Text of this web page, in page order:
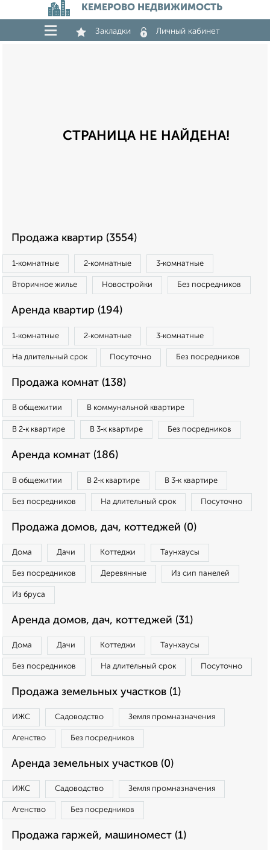
КЕМЕРОВО НЕДВИЖИМОСТЬ
Закладки Личный кабинет
СТРАНИЦА НЕ НАЙДЕНА!
Продажа квартир (3554)
1‑комнатные 2‑комнатные 3‑комнатные
Вторичное жилье Новостройки Без посредников
Аренда квартир (194)
1‑комнатные 2‑комнатные 3‑комнатные
На длительный срок Посуточно Без посредников
Продажа комнат (138)
В общежитии В коммунальной квартире
В 2‑к квартире В 3‑к квартире Без посредников
Аренда комнат (186)
В общежитии В 2‑к квартире В 3‑к квартире
Без посредников На длительный срок Посуточно
Продажа домов, дач, коттеджей (0)
Дома Дачи Коттеджи Таунхаусы
Без посредников Деревянные Из сип панелей
Из бруса
Аренда домов, дач, коттеджей (31)
Дома Дачи Коттеджи Таунхаусы
Без посредников На длительный срок Посуточно
Продажа земельных участков (1)
ИЖС Садоводство Земля промназначения
Агенство Без посредников
Аренда земельных участков (0)
ИЖС Садоводство Земля промназначения
Агенство Без посредников
Продажа гаржей, машиномест (1)